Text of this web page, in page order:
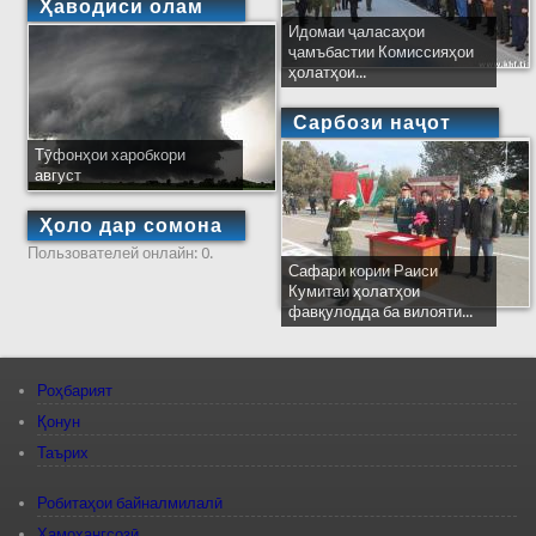
Ҳаводиси олам
Тӯфонҳои харобкори
август
Ҳоло дар сомона
Пользователей онлайн: 0.
Идомаи ҷаласаҳои
ҷамъбастии Комиссияҳои
ҳолатҳои...
Сарбози наҷот
Сафари кории Раиси
Кумитаи ҳолатҳои
фавқулодда ба вилояти...
Роҳбарият
Қонун
Таърих
Робитаҳои байналмилалӣ